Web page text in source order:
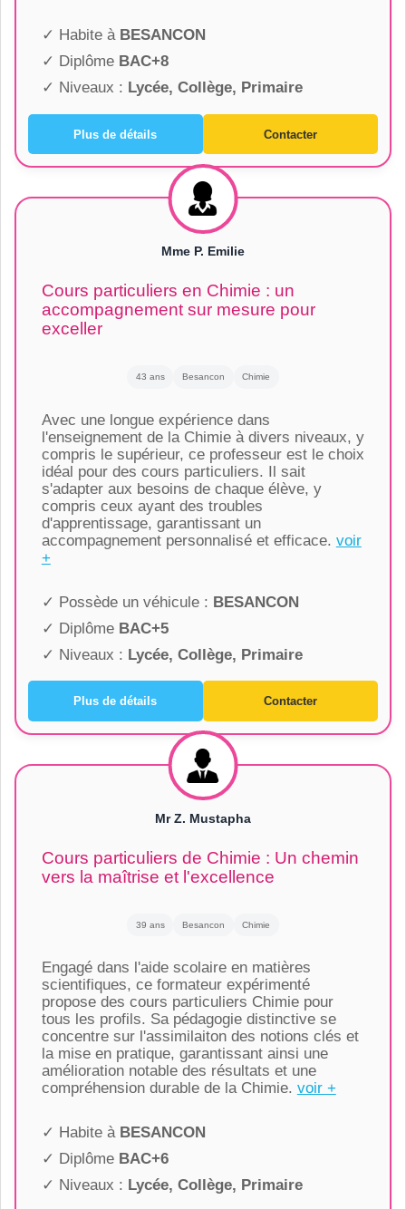
✓ Habite à BESANCON
✓ Diplôme BAC+8
✓ Niveaux : Lycée, Collège, Primaire
Plus de détails Contacter
Mme P. Emilie
Cours particuliers en Chimie : un
accompagnement sur mesure pour
exceller
43 ans Besancon Chimie
Avec une longue expérience dans
l'enseignement de la Chimie à divers niveaux, y
compris le supérieur, ce professeur est le choix
idéal pour des cours particuliers. Il sait
s'adapter aux besoins de chaque élève, y
compris ceux ayant des troubles
d'apprentissage, garantissant un
accompagnement personnalisé et efficace. voir
+
✓ Possède un véhicule : BESANCON
✓ Diplôme BAC+5
✓ Niveaux : Lycée, Collège, Primaire
Plus de détails Contacter
Mr Z. Mustapha
Cours particuliers de Chimie : Un chemin
vers la maîtrise et l'excellence
39 ans Besancon Chimie
Engagé dans l'aide scolaire en matières
scientifiques, ce formateur expérimenté
propose des cours particuliers Chimie pour
tous les profils. Sa pédagogie distinctive se
concentre sur l'assimilaiton des notions clés et
la mise en pratique, garantissant ainsi une
amélioration notable des résultats et une
compréhension durable de la Chimie. voir +
✓ Habite à BESANCON
✓ Diplôme BAC+6
✓ Niveaux : Lycée, Collège, Primaire